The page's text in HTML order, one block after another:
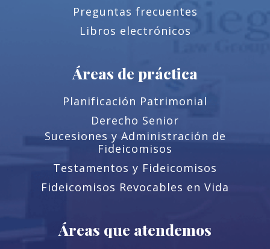
Preguntas frecuentes
Libros electrónicos
Áreas de práctica
Planificación Patrimonial
Derecho Senior
Sucesiones y Administración de
Fideicomisos
Testamentos y Fideicomisos
Fideicomisos Revocables en Vida
Áreas que atendemos